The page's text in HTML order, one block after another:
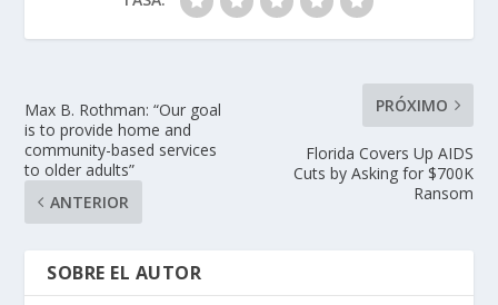
Max B. Rothman: “Our goal
is to provide home and
community-based services
to older adults”
ANTERIOR
PRÓXIMO
Florida Covers Up AIDS
Cuts by Asking for $700K
Ransom
SOBRE EL AUTOR